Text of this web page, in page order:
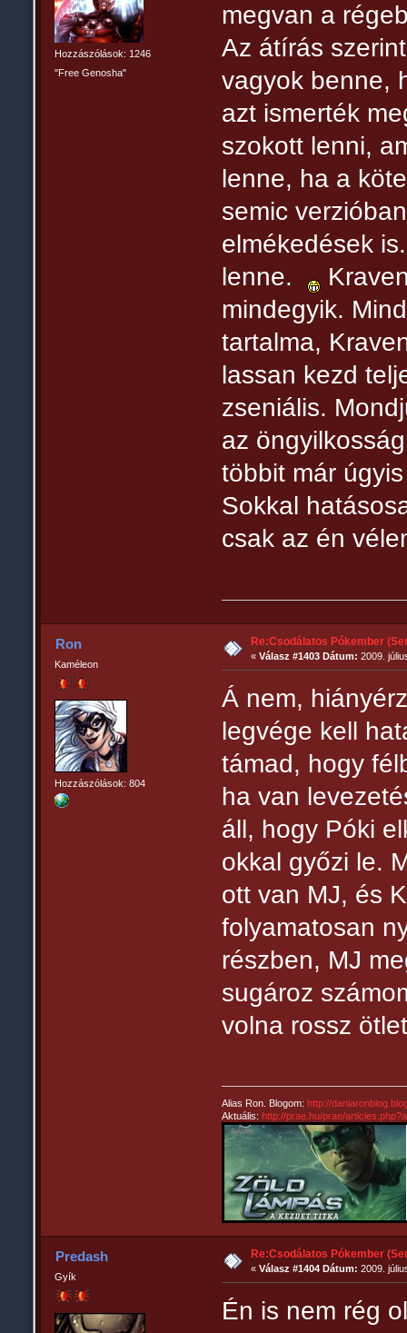
Hozzászólások: 1246
"Free Genosha"
megvan a
Az átírás
vagyok benne,
azt ismerték
szokott lenni,
lenne, ha a
semic
elmékedések
lenne.
mindegyik.
tartalma,
lassan kezd
zseniális.
az
többit már
Sokkal
csak az én
Ron
Kaméleon
Hozzászólások: 804
Re:Csodálatos Pókember
«Válasz #1403 Dátum: 2009.
Á nem,
legvége kell
támad, hogy
ha van
áll, hogy Póki
okkal győzi le.
ott van MJ, és
folyamatosan
részben, MJ
sugároz
volna rossz
Alias Ron. Blogom:http://
Aktuális:http://prae.hu/prae/
Predash
Gyík
Re:Csodálatos Pókember
«Válasz #1404 Dátum: 2009.
Én is nem rég